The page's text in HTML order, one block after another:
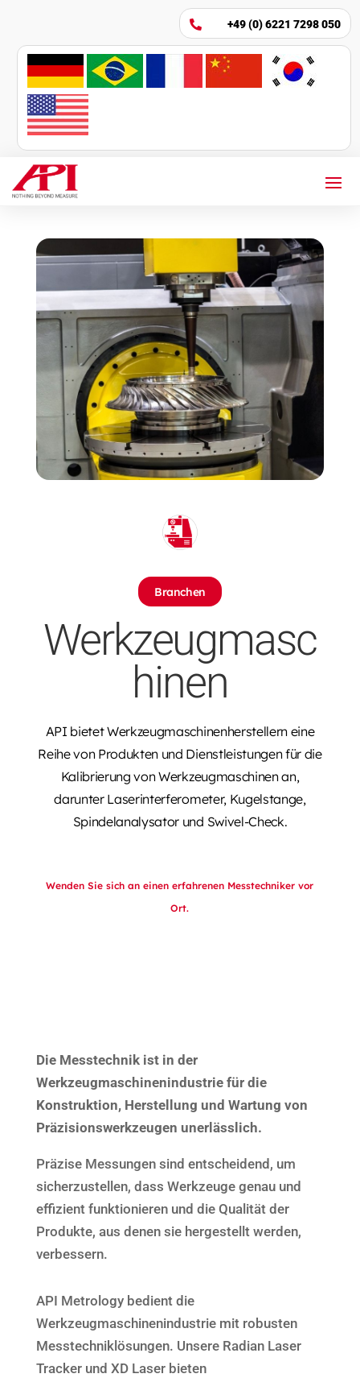
 +49 (0) 6221 7298 050
Branchen
Werkzeugmasc
hinen
API bietet Werkzeugmaschinenherstellern eine
Reihe von Produkten und Dienstleistungen für die
Kalibrierung von Werkzeugmaschinen an,
darunter Laserinterferometer, Kugelstange,
Spindelanalysator und Swivel-Check.
Wenden Sie sich an einen erfahrenen Messtechniker vor
Ort.
Die Messtechnik ist in der
Werkzeugmaschinenindustrie für die
Konstruktion, Herstellung und Wartung von
Präzisionswerkzeugen unerlässlich.
Präzise Messungen sind entscheidend, um
sicherzustellen, dass Werkzeuge genau und
effizient funktionieren und die Qualität der
Produkte, aus denen sie hergestellt werden,
verbessern.
API Metrology bedient die
Werkzeugmaschinenindustrie mit robusten
Messtechniklösungen. Unsere Radian Laser
Tracker und XD Laser bieten